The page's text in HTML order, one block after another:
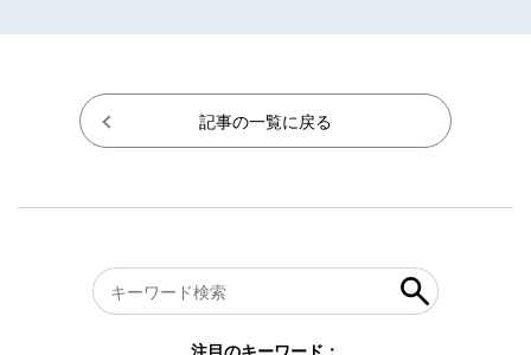
記事の一覧に戻る
注目のキーワード：